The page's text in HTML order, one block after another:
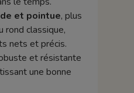
et pointue, plus
rond classique,
nets et précis.
et résistante
une bonne